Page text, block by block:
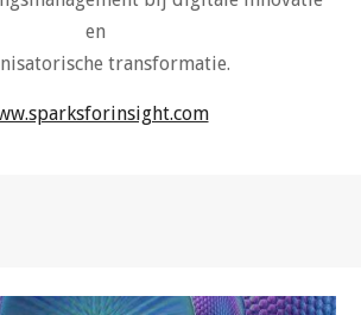
en
transformatie.